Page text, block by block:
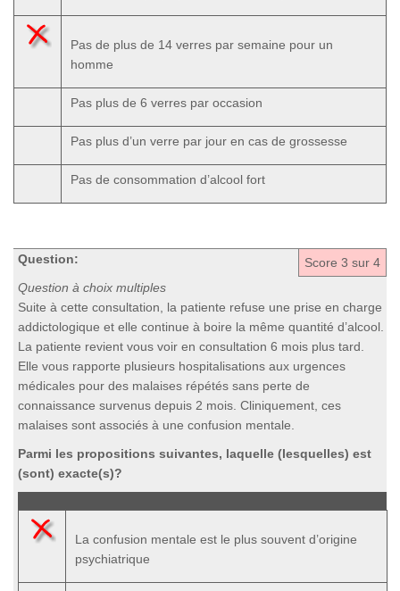
Pas de plus de 14 verres par semaine pour un
homme
Pas plus de 6 verres par occasion
Pas plus d’un verre par jour en cas de grossesse
Pas de consommation d’alcool fort
Score 3 sur 4
Question:
Question à choix multiples
Suite à cette consultation, la patiente refuse une prise en charge
addictologique et elle continue à boire la même quantité d’alcool.
La patiente revient vous voir en consultation 6 mois plus tard.
Elle vous rapporte plusieurs hospitalisations aux urgences
médicales pour des malaises répétés sans perte de
connaissance survenus depuis 2 mois. Cliniquement, ces
malaises sont associés à une confusion mentale.
Parmi les propositions suivantes, laquelle (lesquelles) est
(sont) exacte(s)?
La confusion mentale est le plus souvent d’origine
psychiatrique